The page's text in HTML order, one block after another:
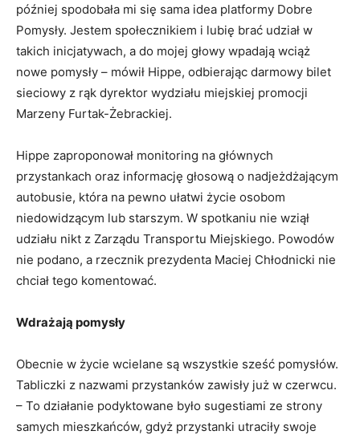
później spodobała mi się sama idea platformy Dobre
Pomysły. Jestem społecznikiem i lubię brać udział w
takich inicjatywach, a do mojej głowy wpadają wciąż
nowe pomysły – mówił Hippe, odbierając darmowy bilet
sieciowy z rąk dyrektor wydziału miejskiej promocji
Marzeny Furtak-Żebrackiej.
Hippe zaproponował monitoring na głównych
przystankach oraz informację głosową o nadjeżdżającym
autobusie, która na pewno ułatwi życie osobom
niedowidzącym lub starszym. W spotkaniu nie wziął
udziału nikt z Zarządu Transportu Miejskiego. Powodów
nie podano, a rzecznik prezydenta Maciej Chłodnicki nie
chciał tego komentować.
Wdrażają pomysły
Obecnie w życie wcielane są wszystkie sześć pomysłów.
Tabliczki z nazwami przystanków zawisły już w czerwcu.
– To działanie podyktowane było sugestiami ze strony
samych mieszkańców, gdyż przystanki utraciły swoje